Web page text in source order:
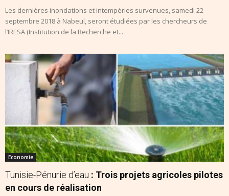
Les dernières inondations et intempéries survenues, samedi 22
septembre 2018 à Nabeul, seront étudiées par les chercheurs de
l’IRESA (Institution de la Recherche et...
Economie
Tunisie-Pénurie d’eau : Trois projets agricoles pilotes
en cours de réalisation